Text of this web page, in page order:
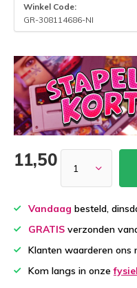
Winkel Code:
GR-308114686-NI
11,50
Vandaag besteld,
GRATIS verzonden
Klanten waarderen ons
Kom langs in onze